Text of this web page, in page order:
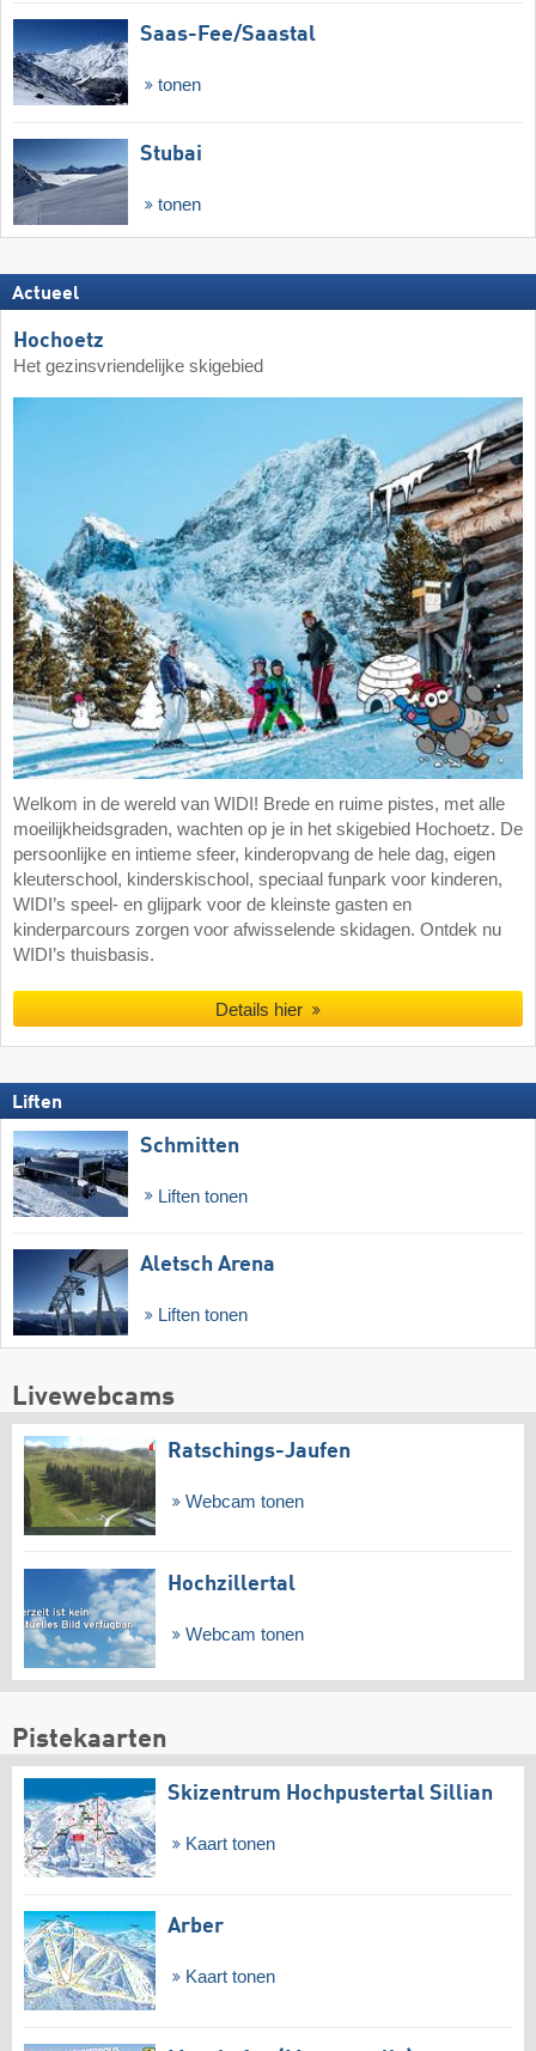
Saas-Fee/​Saastal
tonen
Stubai
tonen
Actueel
Hochoetz
Het gezinsvriendelijke skigebied
Welkom in de wereld van WIDI! Brede en ruime pistes, met alle
moeilijkheidsgraden, wachten op je in het skigebied Hochoetz. De
persoonlijke en intieme sfeer, kinderopvang de hele dag, eigen
kleuterschool, kinderskischool, speciaal funpark voor kinderen,
WIDI’s speel- en glijpark voor de kleinste gasten en
kinderparcours zorgen voor afwisselende skidagen. Ontdek nu
WIDI’s thuisbasis.
Details hier
Liften
Schmitten
Liften tonen
Aletsch Arena
Liften tonen
Livewebcams
Ratschings-Jaufen
Webcam tonen
Hochzillertal
Webcam tonen
Pistekaarten
Skizentrum Hochpustertal Sillian
Kaart tonen
Arber
Kaart tonen